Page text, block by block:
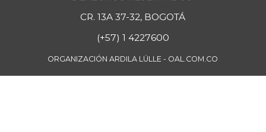
CR. 13A 37-32, BOGOTÁ
(+57) 1 4227600
ORGANIZACIÓN ARDILA LÜLLE - OAL.COM.CO